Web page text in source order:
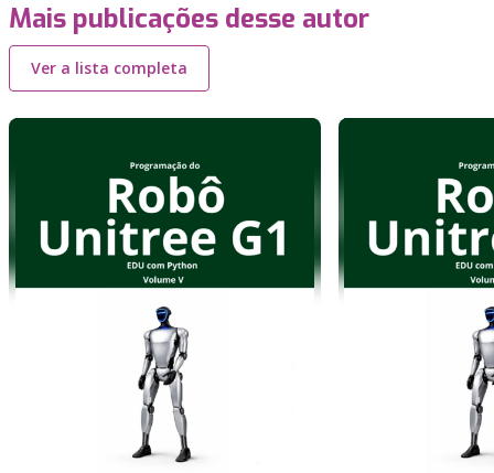
Mais publicações desse autor
Ver a lista completa